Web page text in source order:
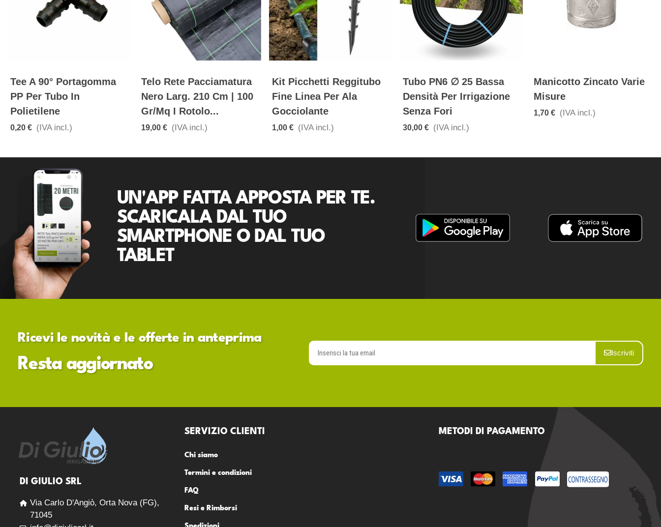
Tee A 90° Portagomma
PP Per Tubo In
Polietilene
0,20 € (IVA incl.)
Telo Rete Pacciamatura
Nero Larg. 210 Cm | 100
Gr/mq I Rotolo...
19,00 € (IVA incl.)
Kit Picchetti Reggitubo
Fine Linea Per Ala
Gocciolante
1,00 € (IVA incl.)
Tubo PN6 ∅ 25 Bassa
Densità Per Irrigazione
Senza Fori
30,00 € (IVA incl.)
Manicotto Zincato Varie
Misure
1,70 € (IVA incl.)
UN'APP FATTA APPOSTA PER TE.
SCARICALA DAL TUO
SMARTPHONE O DAL TUO
TABLET
Ricevi le novità e le offerte in anteprima
Resta aggiornato
Iscriviti
DI GIULIO SRL
Via Carlo D'Angiò, Orta Nova (FG),
71045
SERVIZIO CLIENTI
Chi siamo
Termini e condizioni
FAQ
Resi e Rimborsi
METODI DI PAGAMENTO